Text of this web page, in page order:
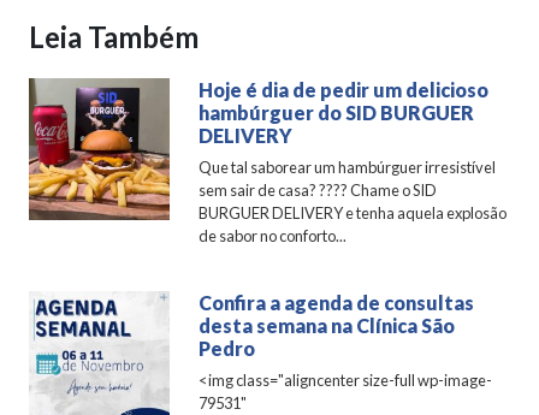
Leia Também
Hoje é dia de pedir um delicioso
hambúrguer do SID BURGUER
DELIVERY
Que tal saborear um hambúrguer irresistível
sem sair de casa? ???? Chame o SID
BURGUER DELIVERY e tenha aquela explosão
de sabor no conforto...
Confira a agenda de consultas
desta semana na Clínica São
Pedro
<img class="aligncenter size-full wp-image-
79531"